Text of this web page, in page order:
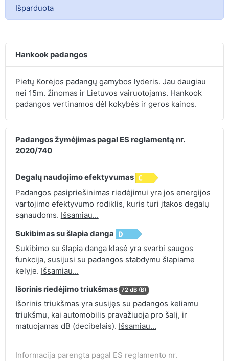
Išparduota
Hankook padangos
Pietų Korėjos padangų gamybos lyderis. Jau daugiau
nei 15m. žinomas ir Lietuvos vairuotojams. Hankook
padangos vertinamos dėl kokybės ir geros kainos.
Padangos žymėjimas pagal ES reglamentą nr.
2020/740
Degalų naudojimo efektyvumas
Padangos pasipriešinimas riedėjimui yra jos energijos
vartojimo efektyvumo rodiklis, kuris turi įtakos degalų
sąnaudoms. Išsamiau...
Sukibimas su šlapia danga
Sukibimo su šlapia danga klasė yra svarbi saugos
funkcija, susijusi su padangos stabdymu šlapiame
kelyje. Išsamiau...
Išorinis riedėjimo triukšmas 72 dB (B)
Išorinis triukšmas yra susijęs su padangos keliamu
triukšmu, kai automobilis pravažiuoja pro šalį, ir
matuojamas dB (decibelais). Išsamiau...
Informacija parengta pagal ES reglamento nr.